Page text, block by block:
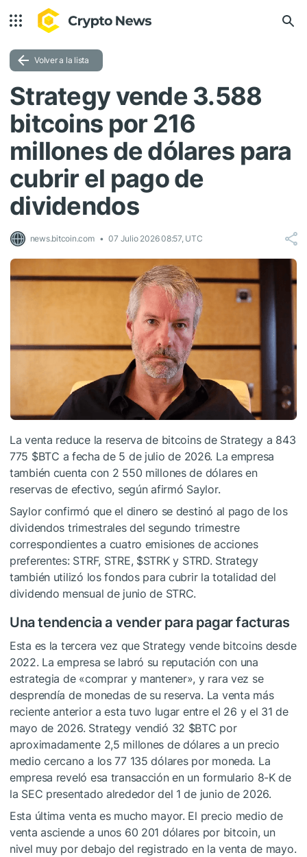
Volver a la lista
Strategy vende 3.588
bitcoins por 216
millones de dólares para
cubrir el pago de
dividendos
news.bitcoin.com 07 Julio 2026 08:57, UTC
La venta reduce la reserva de bitcoins de Strategy a 843
775 $BTC a fecha de 5 de julio de 2026. La empresa
también cuenta con 2 550 millones de dólares en
reservas de efectivo, según afirmó Saylor.
Saylor confirmó que el dinero se destinó al pago de los
dividendos trimestrales del segundo trimestre
correspondientes a cuatro emisiones de acciones
preferentes: STRF, STRE, $STRKy STRD. Strategy
también utilizó los fondos para cubrir la totalidad del
dividendo mensual de junio de STRC.
Una tendencia a vender para pagar facturas
Esta es la tercera vez que Strategy vende bitcoins desde
2022. La empresa se labró su reputación con una
estrategia de «comprar y mantener», y rara vez se
desprendía de monedas de su reserva. La venta más
reciente anterior a esta tuvo lugar entre el 26 y el 31 de
mayo de 2026. Strategy vendió 32 $BTC por
aproximadamente 2,5 millones de dólares a un precio
medio cercano a los 77 135 dólares por moneda. La
empresa reveló esa transacción en un formulario 8-K de
la SEC presentado alrededor del 1 de junio de 2026.
Esta última venta es mucho mayor. El precio medio de
venta asciende a unos 60 201 dólares por bitcoin, un
nivel muy por debajo del registrado en la venta de mayo.